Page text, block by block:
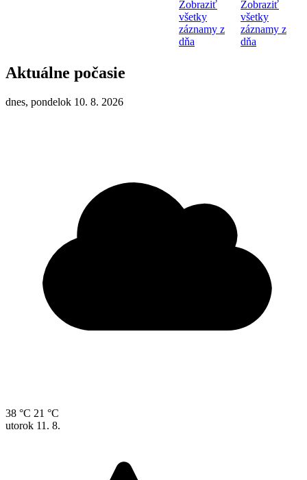
Zobraziť
všetky
záznamy z
dňa
Zobraziť
všetky
záznamy z
dňa
Aktuálne počasie
dnes, pondelok 10. 8. 2026
38 °C 21 °C
utorok 11. 8.